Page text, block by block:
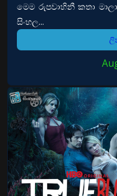
මෙම රුපවාහිනී කතා
සිංහල...